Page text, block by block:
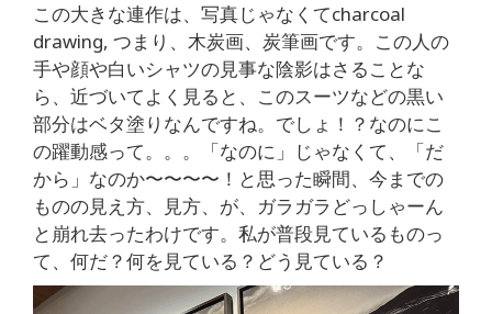
この大きな連作は、写真じゃなくてcharcoal
drawing, つまり、木炭画、炭筆画です。この人の
手や顔や白いシャツの見事な陰影はさることな
ら、近づいてよく見ると、このスーツなどの黒い
部分はベタ塗りなんですね。でしょ！？なのにこ
の躍動感って。。。「なのに」じゃなくて、「だ
から」なのか〜〜〜〜！と思った瞬間、今までの
ものの見え方、見方、が、ガラガラどっしゃーん
と崩れ去ったわけです。私が普段見ているものっ
て、何だ？何を見ている？どう見ている？